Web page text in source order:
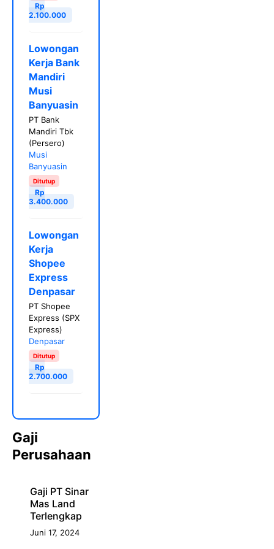
Rp
2.100.000
Lowongan
Kerja Bank
Mandiri
Musi
Banyuasin
PT Bank
Mandiri Tbk
(Persero)
Musi
Banyuasin
Ditutup
Rp
3.400.000
Lowongan
Kerja
Shopee
Express
Denpasar
PT Shopee
Express (SPX
Express)
Denpasar
Ditutup
Rp
2.700.000
Gaji
Perusahaan
Gaji PT Sinar
Mas Land
Terlengkap
Juni 17, 2024